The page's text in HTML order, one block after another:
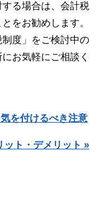
する場合は、会計税
をお勧めします。
度」をご検討中の
お気軽にご相談く
を付けるべき注意
ット・デメリット »